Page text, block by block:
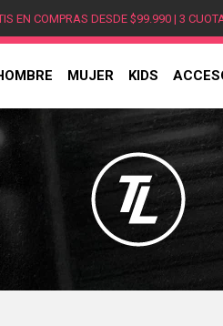
EN COMPRAS DESDE $99.990 | 3
MUJER KIDS
TÉRMINOS MÁS
hombre
2.
jordan
mujer
4.
zapatillas jordan